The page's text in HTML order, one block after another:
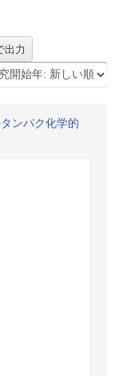
ンパク化学的